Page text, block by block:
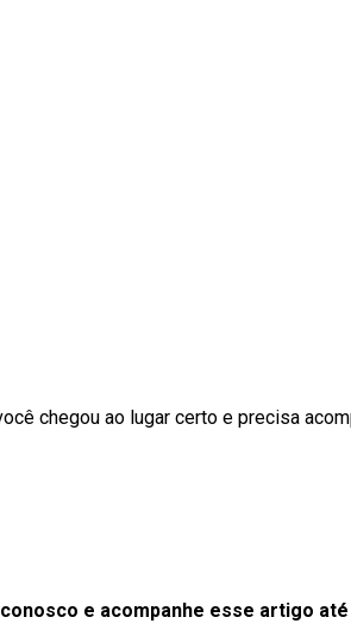
chegou ao lugar certo e precisa
e acompanhe esse artigo